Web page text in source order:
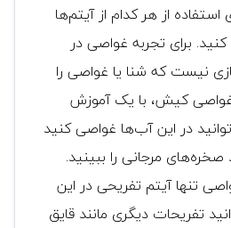
از هر کدام از آیتم‌ها
کنید. برای تجربه غواصی در
نیست که شنا یا غواصی را
غواصی کیش، با یک آموزش
می‌توانید در این آب‌ها غواصی کنید
صخره‌های مرجانی را ببینید.
تنها آیتم تفریحی در این
تفریحات دیگری مانند قایق